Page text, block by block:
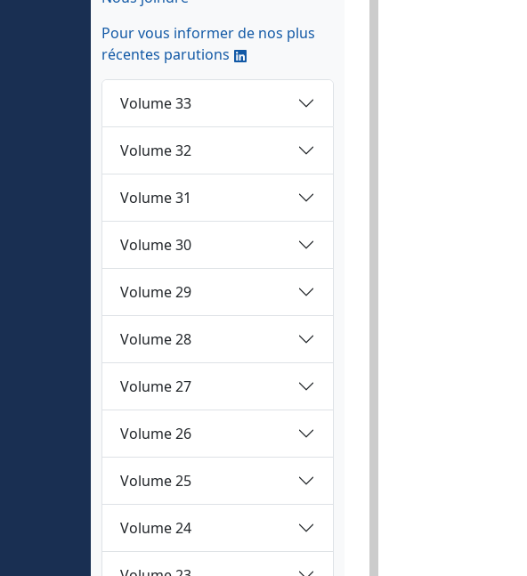
Pour vous informer de nos plus
récentes parutions
Volume 33
Volume 32
Volume 31
Volume 30
Volume 29
Volume 28
Volume 27
Volume 26
Volume 25
Volume 24